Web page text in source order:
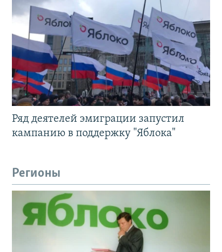
Ряд деятелей эмиграции запустил
кампанию в поддержку "Яблока"
Регионы